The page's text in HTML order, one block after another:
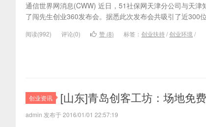
通信世界网消息(CWW) 近日，51社保网天津分公司与天津
了闯先生创业360发布会。据悉此次发布会共吸引了近300
阅读(992) 评论(0) 赞 (8) 标签： 创业扶持/创业环境 /
创业资讯 [山东]青岛创客工坊：场地免
admin 发布于 2016/01/01 22:57:19